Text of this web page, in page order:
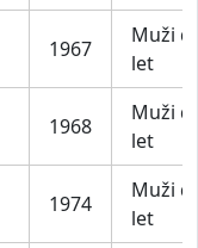
1967
Muži
let
1968
Muži
let
1974
Muži
let